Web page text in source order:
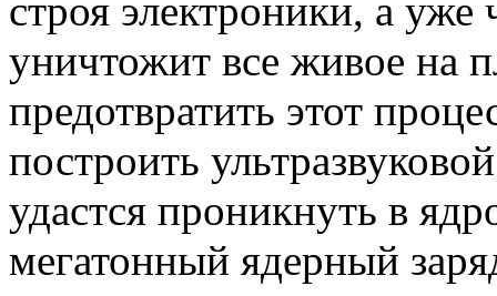
строя электроники, а уже
уничтожит все живое на
предотвратить этот
построить
удастся проникнуть в
мегатонный ядерный